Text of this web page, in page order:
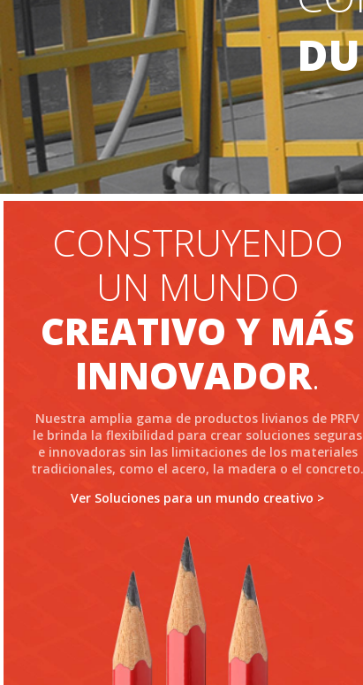
CONSTRUYENDO
UN MUNDO
CREATIVO Y MÁS
INNOVADOR.
Nuestra amplia gama de productos livianos de PRFV
le brinda la flexibilidad para crear soluciones seguras
e innovadoras sin las limitaciones de los materiales
tradicionales, como el acero, la madera o el concreto.
Ver Soluciones para un mundo creativo >